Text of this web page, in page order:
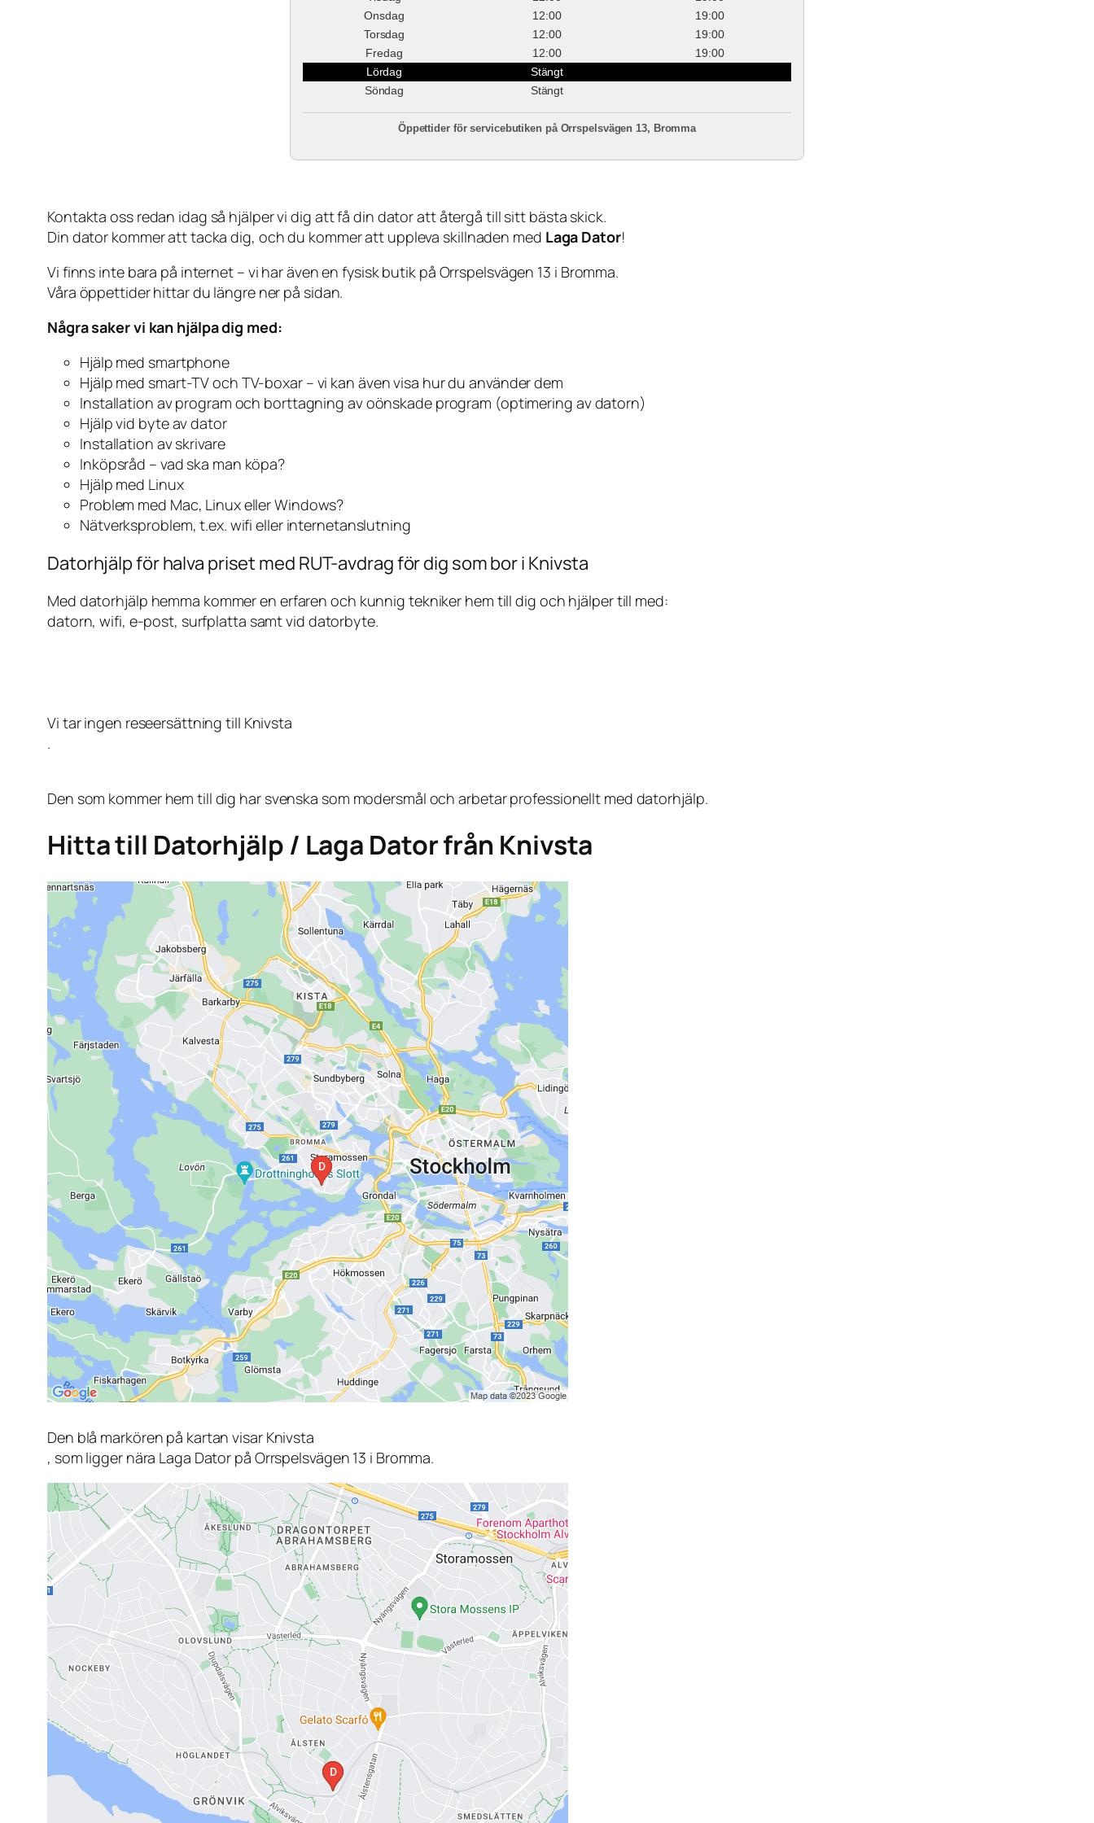
Onsdag
12:00
19:00
Torsdag
12:00
19:00
Fredag
12:00
19:00
Lördag
Stängt
Söndag
Stängt
Öppettider för servicebutiken på Orrspelsvägen 13, Bromma
Kontakta oss redan idag så hjälper vi dig att få din dator att återgå till sitt bästa skick.
Din dator kommer att tacka dig, och du kommer att uppleva skillnaden med Laga Dator!
Vi finns inte bara på internet – vi har även en fysisk butik på Orrspelsvägen 13 i Bromma.
Våra öppettider hittar du längre ner på sidan.
Några saker vi kan hjälpa dig med:
Hjälp med smartphone
Hjälp med smart-TV och TV-boxar – vi kan även visa hur du använder dem
Installation av program och borttagning av oönskade program (optimering av datorn)
Hjälp vid byte av dator
Installation av skrivare
Inköpsråd – vad ska man köpa?
Hjälp med Linux
Problem med Mac, Linux eller Windows?
Nätverksproblem, t.ex. wifi eller internetanslutning
Datorhjälp för halva priset med RUT-avdrag för dig som bor i Knivsta
Med datorhjälp hemma kommer en erfaren och kunnig tekniker hem till dig och hjälper till med:
datorn, wifi, e-post, surfplatta samt vid datorbyte.
Vi tar ingen reseersättning till Knivsta
.
Den som kommer hem till dig har svenska som modersmål och arbetar professionellt med datorhjälp.
Hitta till Datorhjälp / Laga Dator från Knivsta
Den blå markören på kartan visar Knivsta
, som ligger nära Laga Dator på Orrspelsvägen 13 i Bromma.